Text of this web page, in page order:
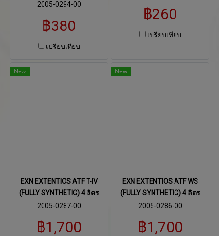
2005-0294-00
฿380
เปรียบเทียบ
฿260
เปรียบเทียบ
New
EXN EXTENTIOS ATF T-IV
(FULLY SYNTHETIC) 4 ลิตร
2005-0287-00
฿1,700
New
EXN EXTENTIOS ATF WS
(FULLY SYNTHETIC) 4 ลิตร
2005-0286-00
฿1,700